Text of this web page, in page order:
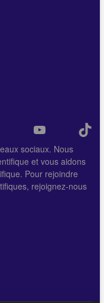
YouTube
sociaux. Nous
et vous aidons
Pour rejoindre
rejoignez-nous